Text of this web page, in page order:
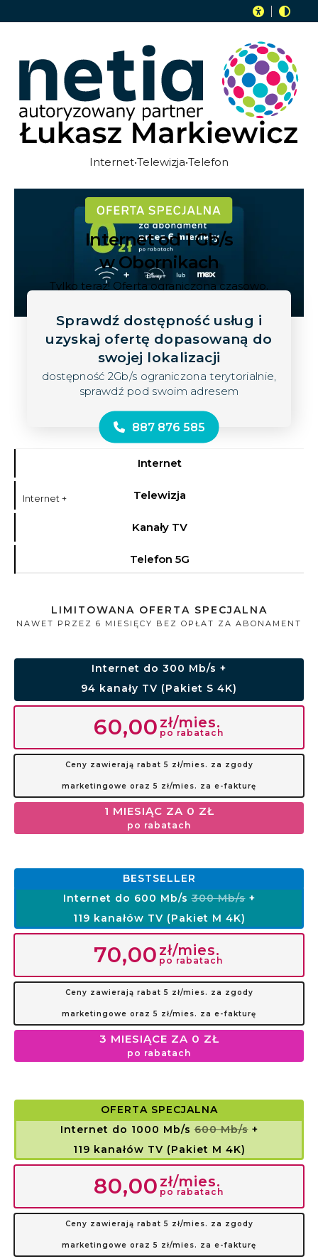
Internet•Telewizja•Telefon
Internet od 1 Gb/s
w Obornikach
Tylko teraz! Oferta ograniczona czasowo.
Sprawdź dostępność usług i
uzyskaj ofertę dopasowaną do
swojej lokalizacji
dostępność 2Gb/s ograniczona terytorialnie,
sprawdź pod swoim adresem
887 876 585
Internet
Internet + Telewizja
Kanały TV
Telefon 5G
LIMITOWANA OFERTA SPECJALNA
NAWET PRZEZ 6 MIESIĘCY BEZ OPŁAT ZA ABONAMENT
Internet do 300 Mb/s +
94 kanały TV (Pakiet S 4K)
60,00 zł/mies.
po rabatach
Ceny zawierają rabat 5 zł/mies. za zgody
marketingowe oraz 5 zł/mies. za e-fakturę
1 MIESIĄC ZA 0 ZŁ
po rabatach
BESTSELLER
Internet do 600 Mb/s300 Mb/s+
119 kanałów TV (Pakiet M 4K)
70,00 zł/mies.
po rabatach
Ceny zawierają rabat 5 zł/mies. za zgody
marketingowe oraz 5 zł/mies. za e-fakturę
3 MIESIĄCE ZA 0 ZŁ
po rabatach
OFERTA SPECJALNA
Internet do 1000 Mb/s600 Mb/s+
119 kanałów TV (Pakiet M 4K)
80,00 zł/mies.
po rabatach
Ceny zawierają rabat 5 zł/mies. za zgody
marketingowe oraz 5 zł/mies. za e-fakturę